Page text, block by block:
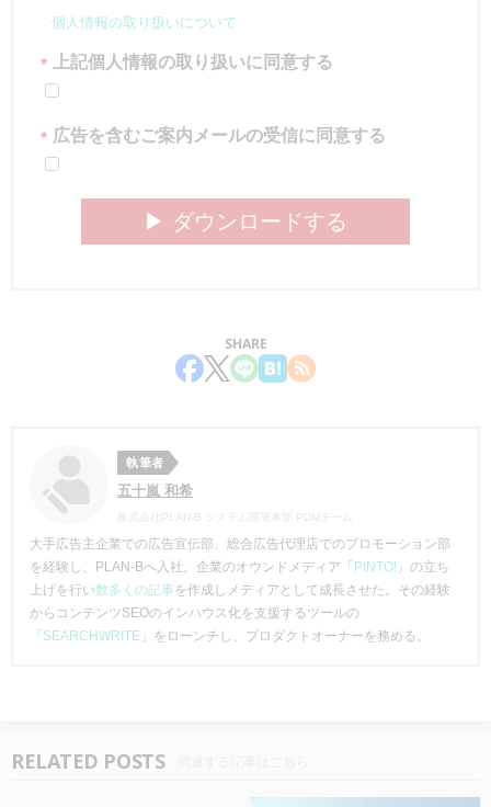
個人情報の取り扱いについて
* 上記個人情報の取り扱いに同意する
* 広告を含むご案内メールの受信に同意する
▶︎ ダウンロードする
SHARE
執筆者
五十嵐 和希
株式会社PLAN-B システム開発本部 PDMチーム
大手広告主企業での広告宣伝部、総合広告代理店でのプロモーション部
を経験し、PLAN-Bへ入社。企業のオウンドメディア「 PINTO! 」の立ち
上げを行い数多くの記事を作成しメディアとして成長させた。その経験
からコンテンツSEOのインハウス化を支援するツールの
「 SEARCHWRITE 」をローンチし、プロダクトオーナーを務める。
RELATED POSTS